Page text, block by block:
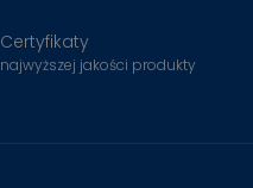
Certyfikaty
najwyższej jakości produkty